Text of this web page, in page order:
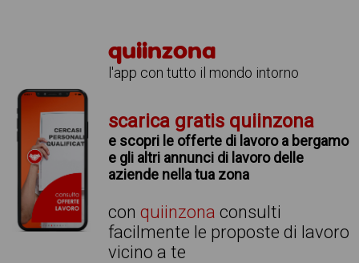
quiinzona
l'app con tutto il mondo intorno
scarica gratis quiinzona
e scopri le offerte di lavoro a bergamo
e gli altri annunci di lavoro delle
aziende nella tua zona
conquiinzona consulti
facilmente le proposte di lavoro
vicino a te